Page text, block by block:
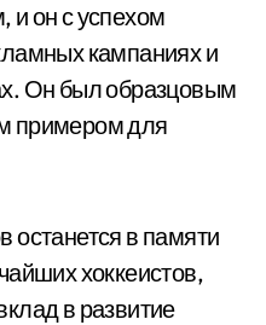
он с успехом
кампаниях и
Он был образцовым
примером для
останется в памяти
хоккеистов,
в развитие